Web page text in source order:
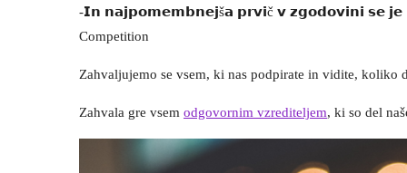
-𝗜𝗻 𝗻𝗮𝗷𝗽𝗼𝗺𝗲𝗺𝗯𝗻𝗲𝗷š𝗮 𝗽𝗿𝘃𝗶č 𝘃 𝘇𝗴𝗼𝗱𝗼𝘃𝗶𝗻𝗶 𝘀𝗲 𝗷𝗲
Competition
Zahvaljujemo se vsem, ki nas podpirate in vidite, koliko
Zahvala gre vsem odgovornim vzrediteljem, ki so del